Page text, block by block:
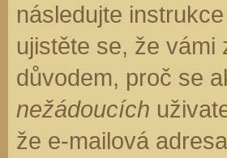
následujte
ujistěte se, že vámi
důvodem, proč se
nežádoucích
že e-mailová